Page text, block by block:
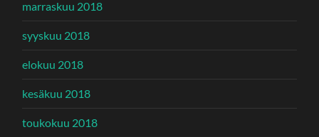
marraskuu 2018
syyskuu 2018
elokuu 2018
kesäkuu 2018
toukokuu 2018